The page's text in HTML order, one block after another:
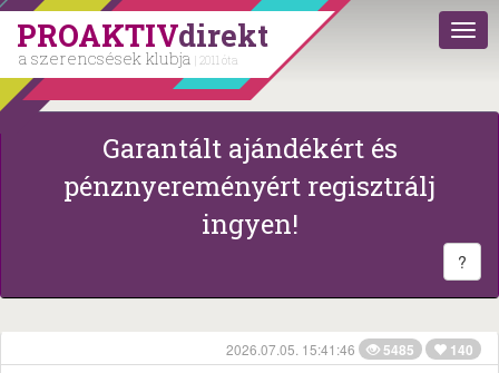
PROAKTIVdirekt
a szerencsések klubja | 2011 óta
Garantált ajándékért és
pénznyereményért regisztrálj
ingyen!
?
2026.07.05. 15:41:46 5485 140